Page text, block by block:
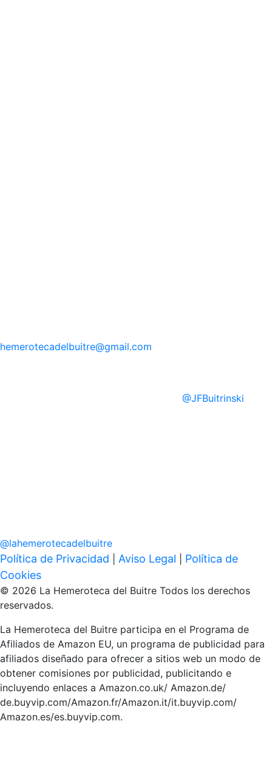
hemerotecadelbuitre@gmail.com
@JFBuitrinski
@lahemerotecadelbuitre
Política de Privacidad Aviso Legal
Política de
Cookies
© 2026 La Hemeroteca del Buitre Todos los derechos
reservados.
La Hemeroteca del Buitre participa en el Programa de
Afiliados de Amazon EU, un programa de publicidad para
afiliados diseñado para ofrecer a sitios web un modo de
obtener comisiones por publicidad, publicitando e
incluyendo enlaces a Amazon.co.uk/ Amazon.de/
de.buyvip.com/Amazon.fr/Amazon.it/it.buyvip.com/
Amazon.es/es.buyvip.com.